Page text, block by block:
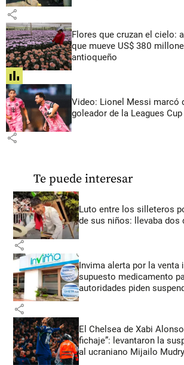
share
Flores que cruzan el cielo:
que mueve US$ 380
antioqueño
share
Video: Lionel Messi marcó
goleador de la Leagues Cup
share
Te puede interesar
Luto entre los silleteros
de sus niños: llevaba dos
share
Invima alerta por la venta
supuesto medicamento
autoridades piden
share
El Chelsea de Xabi
fichaje”: levantaron la
al ucraniano Mijailo